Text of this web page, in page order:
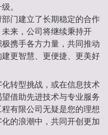
。
门建立了长期稳定的合作
来，公司将继续秉持开
携手各方力量，共同推动
更智慧、更便捷、更美好
转型挑战，或在信息技术
借助先进技术与专业服务
有限公司无疑是您的理想
的浪潮中，共同开创更加